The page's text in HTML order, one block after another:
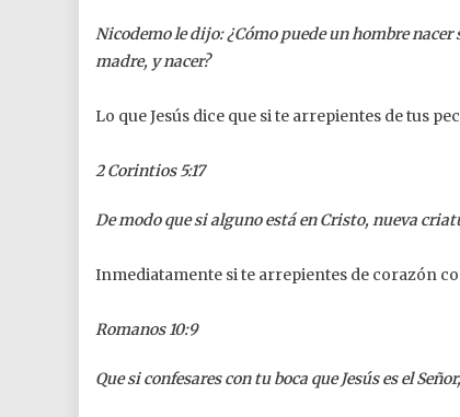
Nicodemo le dijo: ¿Cómo puede un hombre
madre, y nacer?
Lo que Jesús dice que si te arrepientes de tus
2 Corintios 5:17
De modo que si alguno está en Cristo, nueva
Inmediatamente si te arrepientes de corazón
Romanos 10:9
Que si confesares con tu boca que Jesús es el